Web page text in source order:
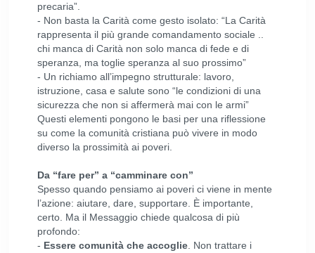
precaria”.
- Non basta la Carità come gesto isolato: “La Carità
rappresenta il più grande comandamento sociale ..
chi manca di Carità non solo manca di fede e di
speranza, ma toglie speranza al suo prossimo”
- Un richiamo all’impegno strutturale: lavoro,
istruzione, casa e salute sono “le condizioni di una
sicurezza che non si affermerà mai con le armi”
Questi elementi pongono le basi per una riflessione
su come la comunità cristiana può vivere in modo
diverso la prossimità ai poveri.
Da “fare per” a “camminare con”
Spesso quando pensiamo ai poveri ci viene in mente
l’azione: aiutare, dare, supportare. È importante,
certo. Ma il Messaggio chiede qualcosa di più
profondo:
- Essere comunità che accoglie . Non trattare i